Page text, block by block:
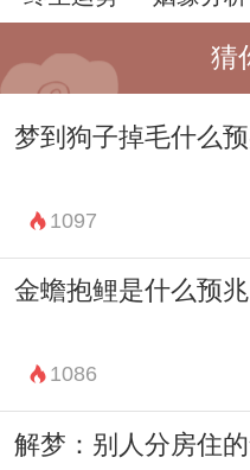
出来，为自己创造
此外，梦境中的象
可以代表个人层面
出社会文化背景下
埋死鸡的梦境可能
的解读和理解方式
和情感状态都是独
总的来说，梦见挖
应简单地理解为字
要从象征意义和心
猜
梦到狗子掉毛什么
1097
金蟾抱鲤是什么预兆
1086
解梦：别人分房住